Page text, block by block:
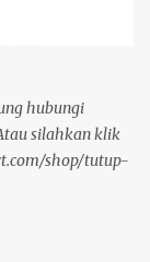
hubungi
silahkan klik
shop/tutup-